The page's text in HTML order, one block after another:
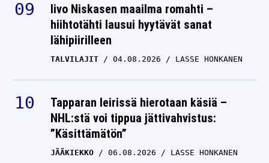
Iivo Niskasen maailma romahti –
hiihtotähti lausui hyytävät sanat
lähipiirilleen
TALVILAJIT 04.08.2026 LASSE HONKANEN
Tapparan leirissä hierotaan käsiä –
NHL:stä voi tippua jättivahvistus:
”Käsittämätön”
JÄÄKIEKKO 06.08.2026 LASSE HONKANEN